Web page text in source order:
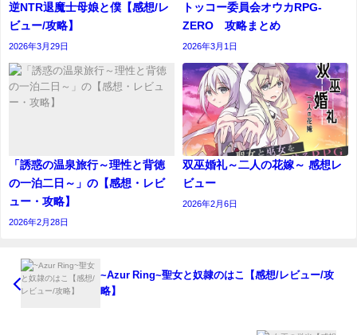
逆NTR退魔士母娘と僕【感想/レ
ビュー/攻略】
2026年3月29日
トッコー委員会オウカRPG-
ZERO 攻略まとめ
2026年3月1日
「誘惑の温泉旅行～理性と背徳
の一泊二日～」の【感想・レビ
ュー・攻略】
2026年2月28日
双巫婚礼～二人の花嫁～ 感想レ
ビュー
2026年2月6日
~Azur Ring~聖女と奴隷のはこ【感想/レビュー/攻
略】